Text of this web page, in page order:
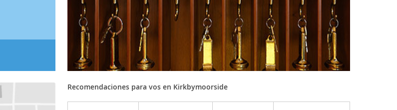
Recomendaciones para vos en Kirkbymoorside